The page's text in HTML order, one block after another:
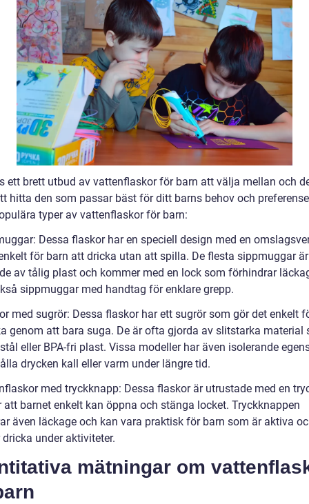
ett brett utbud av vattenflaskor för barn att välja mellan och
hitta den som passar bäst för ditt barns behov och
typer av vattenflaskor för barn:
Dessa flaskor har en speciell design med en
för barn att dricka utan att spilla. De flesta sippmuggar är
av tålig plast och kommer med en lock som förhindrar
sippmuggar med handtag för enklare grepp.
med sugrör: Dessa flaskor har ett sugrör som gör det enkelt
genom att bara suga. De är ofta gjorda av slitstarka material
eller BPA-fri plast. Vissa modeller har även isolerande
drycken kall eller varm under längre tid.
med tryckknapp: Dessa flaskor är utrustade med en
att barnet enkelt kan öppna och stänga locket. Tryckknappen
även läckage och kan vara praktisk för barn som är aktiva
dricka under aktiviteter.
mätningar om